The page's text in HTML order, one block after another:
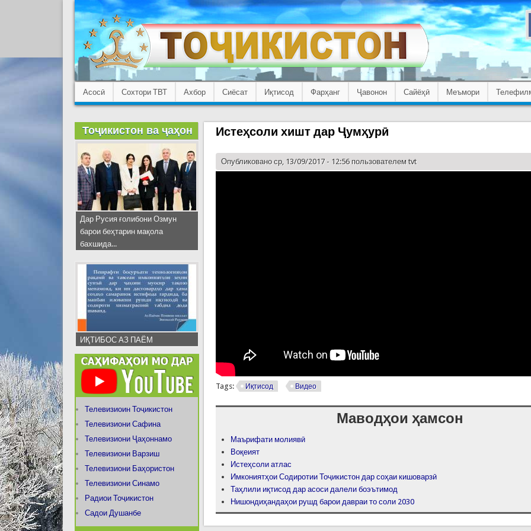
Асосӣ Сохтори ТВТ Ахбор Сиёсат Иқтисод Фарҳанг Ҷавонон Сайёҳӣ Меъмори
Истеҳсоли хишт дар Ҷумҳурӣ
Опубликовано ср, 13/09/2017 - 12:56 пользователемtvt
Tags: Иқтисод Видео
Маводҳои ҳамсон
Маърифати молиявӣ
Воқеият
Истеҳсоли атлас
Имкониятҳои Содиротии Тоҷикистон дар соҳаи кишоварзӣ
Таҳлили иқтисод дар асоси далели боэътимод
Нишондиҳандаҳои рушд барои давраи то соли 2030
Тоҷикистон ва ҷаҳон
Дар Русия ғолибони Озмун
барои беҳтарин мақола
бахшида...
ИҚТИБОС АЗ ПАЁМ
Телевизиоин Тоҷикистон
Телевизиони Сафина
Телевизиони Ҷаҳоннамо
Телевизиони Варзиш
Телевизиони Баҳористон
Телевизиони Синамо
Радиои Тоҷикистон
Садои Душанбе